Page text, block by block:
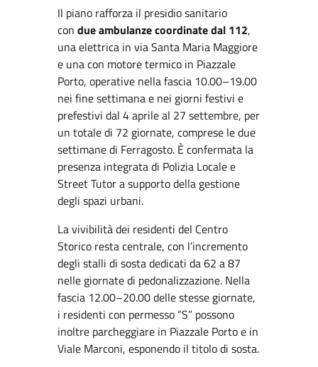
Il piano rafforza il presidio sanitario
con due ambulanze coordinate dal 112,
una elettrica in via Santa Maria Maggiore
e una con motore termico in Piazzale
Porto, operative nella fascia 10.00–19.00
nei fine settimana e nei giorni festivi e
prefestivi dal 4 aprile al 27 settembre, per
un totale di 72 giornate, comprese le due
settimane di Ferragosto. È confermata la
presenza integrata di Polizia Locale e
Street Tutor a supporto della gestione
degli spazi urbani.
La vivibilità dei residenti del Centro
Storico resta centrale, con l’incremento
degli stalli di sosta dedicati da 62 a 87
nelle giornate di pedonalizzazione. Nella
fascia 12.00–20.00 delle stesse giornate,
i residenti con permesso “S” possono
inoltre parcheggiare in Piazzale Porto e in
Viale Marconi, esponendo il titolo di sosta.